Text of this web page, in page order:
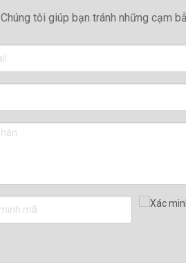
Chúng tôi giúp bạn tránh những cạm